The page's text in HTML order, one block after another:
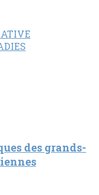
des grands-